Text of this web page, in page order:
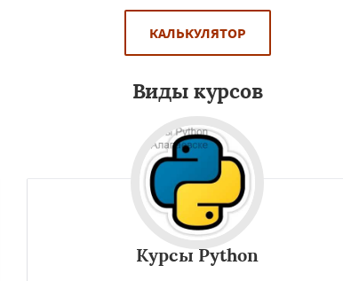
КАЛЬКУЛЯТОР
Виды курсов
Курсы Python